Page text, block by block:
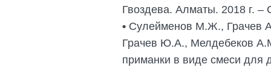
Гвоздева. Алматы. 2018 г. –
• Сулейменов М.Ж., Грачев
Грачев Ю.А., Мелдебеков
приманки в виде смеси для